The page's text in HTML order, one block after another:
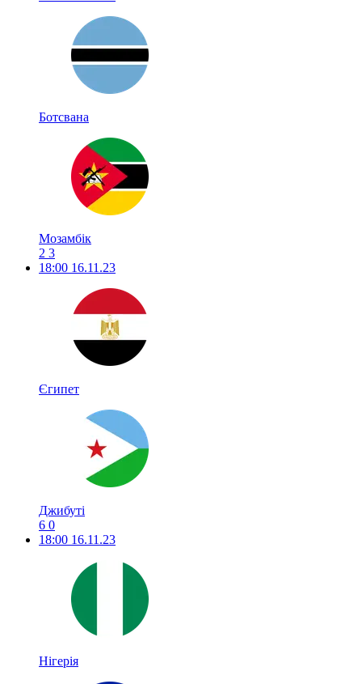
Ботсвана
Мозамбік
2 3
18:00 16.11.23
Єгипет
Джибуті
6 0
18:00 16.11.23
Нігерія